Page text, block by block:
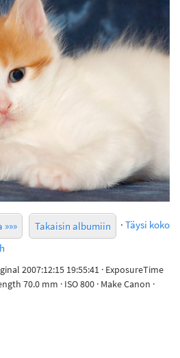
»»» Takaisin albumiin · Täysi koko
2007:12:15 19:55:41 · ExposureTime
70.0 mm · ISO 800 · Make Canon ·